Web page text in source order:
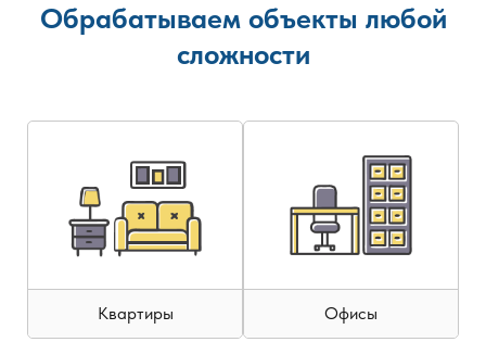
Обрабатываем объекты любой
сложности
Квартиры Офисы